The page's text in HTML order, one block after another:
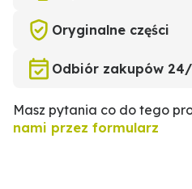
Oryginalne części
Odbiór zakupów
Masz pytania co do tego
nami przez formularz